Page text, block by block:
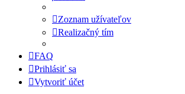
Zoznam užívateľov
Realizačný tím
FAQ
Prihlásiť sa
Vytvoriť účet